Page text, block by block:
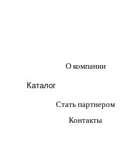
О компании
Каталог
Стать партнером
Контакты